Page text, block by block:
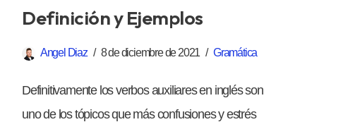
Definición y Ejemplos
Angel Diaz 8 de diciembre de 2021 Gramática
Definitivamente los verbos auxiliares en inglés son
uno de los tópicos que más confusiones y estrés